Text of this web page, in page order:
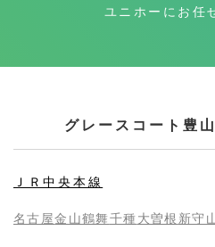
ユニホーにお任
グレースコート豊
ＪＲ中央本線
名古屋金山鶴舞千種大曽根 新守